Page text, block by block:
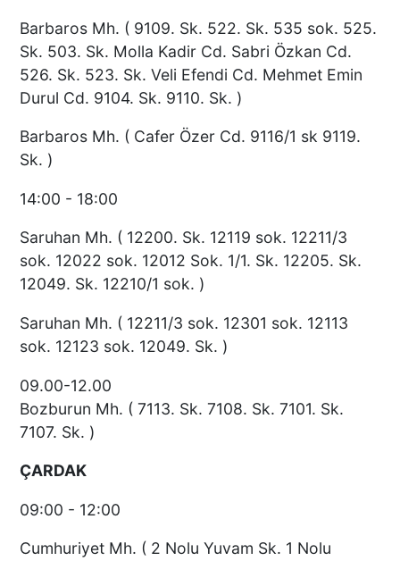
Barbaros Mh. ( 9109. Sk. 522. Sk. 535 sok. 525.
Sk. 503. Sk. Molla Kadir Cd. Sabri Özkan Cd.
526. Sk. 523. Sk. Veli Efendi Cd. Mehmet Emin
Durul Cd. 9104. Sk. 9110. Sk. )
Barbaros Mh. ( Cafer Özer Cd. 9116/1 sk 9119.
Sk. )
14:00 - 18:00
Saruhan Mh. ( 12200. Sk. 12119 sok. 12211/3
sok. 12022 sok. 12012 Sok. 1/1. Sk. 12205. Sk.
12049. Sk. 12210/1 sok. )
Saruhan Mh. ( 12211/3 sok. 12301 sok. 12113
sok. 12123 sok. 12049. Sk. )
09.00-12.00
Bozburun Mh. ( 7113. Sk. 7108. Sk. 7101. Sk.
7107. Sk. )
ÇARDAK
09:00 - 12:00
Cumhuriyet Mh. ( 2 Nolu Yuvam Sk. 1 Nolu